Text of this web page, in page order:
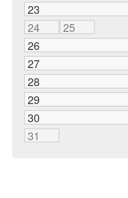
23
24
25
26
27
28
29
30
31